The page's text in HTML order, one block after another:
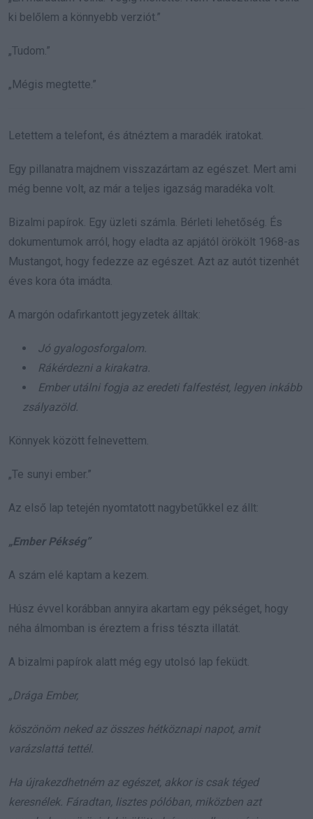
ki belőlem a könnyebb verziót.”
„Tudom.”
„Mégis megtette.”
Letettem a telefont, és átnéztem a maradék iratokat.
Egy pillanatra majdnem visszazártam az egészet. Mert ami
még benne volt, az már a teljes igazság maradéka volt.
Bizalmi papírok. Egy üzleti számla. Bérleti lehetőség. És
dokumentumok arról, hogy eladta az apjától örökölt 1968-as
Mustangot, hogy fedezze az egészet. Azt az autót tizenhét
éves kora óta imádta.
A margón odafirkantott jegyzetek álltak:
Jó gyalogosforgalom.
Rákérdezni a kirakatra.
Ember utálni fogja az eredeti falfestést, legyen inkább
zsályazöld.
Könnyek között felnevettem.
„Te sunyi ember.”
Az első lap tetején nyomtatott nagybetűkkel ez állt:
„Ember Pékség”
A szám elé kaptam a kezem.
Húsz évvel korábban annyira akartam egy pékséget, hogy
néha álmomban is éreztem a friss tészta illatát.
A bizalmi papírok alatt még egy utolsó lap feküdt.
„Drága Ember,
köszönöm neked az összes hétköznapi napot, amit
varázslattá tettél.
Ha újrakezdhetném az egészet, akkor is csak téged
keresnélek. Fáradtan, lisztes pólóban, miközben azt